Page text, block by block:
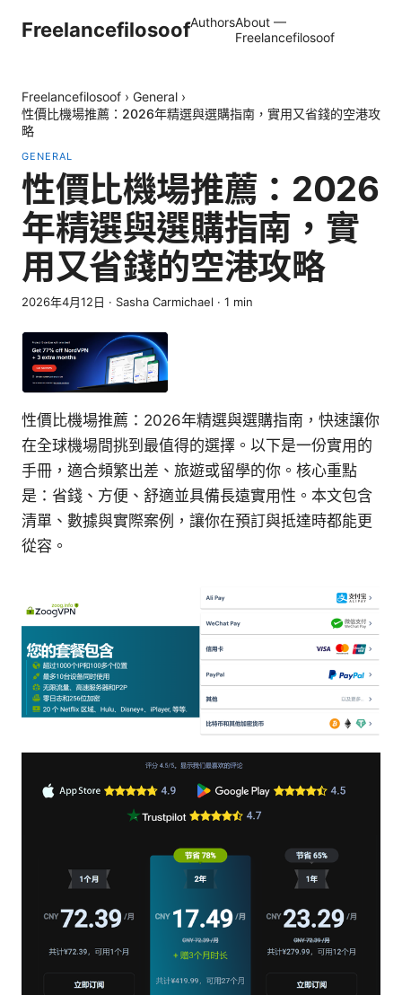
FreelancefilosoofAuthorsAbout —
Freelancefilosoof
Freelancefilosoof › General ›
性價比機場推薦：2026年精選與選購指南，實用又省錢的空港攻
略
GENERAL
性價比機場推薦：2026
年精選與選購指南，實
用又省錢的空港攻略
2026年4月12日 · Sasha Carmichael · 1 min
性價比機場推薦：2026年精選與選購指南，快速讓你
在全球機場間挑到最值得的選擇。以下是一份實用的
手冊，適合頻繁出差、旅遊或留學的你。核心重點
是：省錢、方便、舒適並具備長遠實用性。本文包含
清單、數據與實際案例，讓你在預訂與抵達時都能更
從容。